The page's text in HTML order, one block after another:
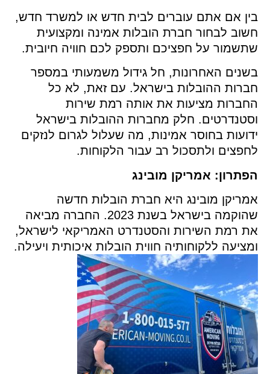
אם אתם עוברים לבית חדש או למשרד חדש,
לבחור חברת הובלות אמינה ומקצועית
על חפציכם ותספק לכם חוויה חיובית.
האחרונות, חל גידול משמעותי במספר
ההובלות בישראל. עם זאת, לא כל
מציעות את אותה רמת שירות
חלק מחברות ההובלות בישראל
בחוסר אמינות, מה שעלול לגרום לנזקים
ולתסכול רב עבור הלקוחות.
אמריקן מובינג
מובינג היא חברת הובלות חדשה
שהוקמה בישראל בשנת 2023. החברה מביאה
רמת השירות והסטנדרט האמריקאי לישראל,
ללקוחותיה חווית הובלות איכותית ויעילה.